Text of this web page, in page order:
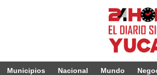
Municipios Nacional Mundo